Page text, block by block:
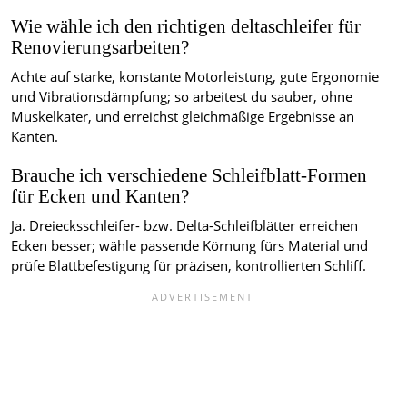
Wie wähle ich den richtigen deltaschleifer für
Renovierungsarbeiten?
Achte auf starke, konstante Motorleistung, gute Ergonomie
und Vibrationsdämpfung; so arbeitest du sauber, ohne
Muskelkater, und erreichst gleichmäßige Ergebnisse an
Kanten.
Brauche ich verschiedene Schleifblatt-Formen
für Ecken und Kanten?
Ja. Dreiecksschleifer- bzw. Delta-Schleifblätter erreichen
Ecken besser; wähle passende Körnung fürs Material und
prüfe Blattbefestigung für präzisen, kontrollierten Schliff.